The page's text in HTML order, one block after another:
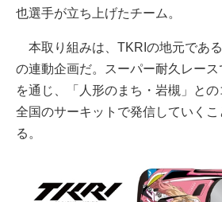
也選手が立ち上げたチーム。
本取り組みは、TKRIの地元であ
の連動企画だ。スーパー耐久レー
を通じ、「人形のまち・岩槻」と
全国のサーキットで発信していく
る。